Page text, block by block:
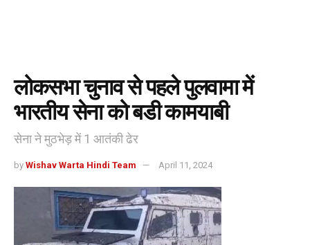
लोकसभा चुनाव से पहले पुलवामा में
भारतीय सेना को बडी कामयाबी
सेना ने मुठभेड़ में 1 आतंकी ढेर
by Wishav Warta Hindi Team April 11, 2024